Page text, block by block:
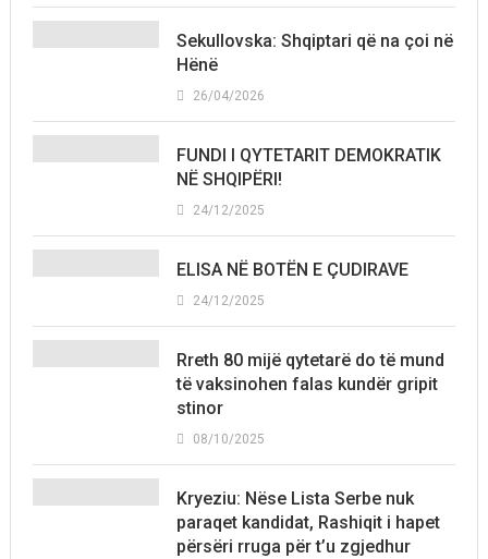
Sekullovska: Shqiptari që na çoi në
Hënë
26/04/2026
FUNDI I QYTETARIT DEMOKRATIK
NË SHQIPËRI!
24/12/2025
ELISA NË BOTËN E ÇUDIRAVE
24/12/2025
Rreth 80 mijë qytetarë do të mund
të vaksinohen falas kundër gripit
stinor
08/10/2025
Kryeziu: Nëse Lista Serbe nuk
paraqet kandidat, Rashiqit i hapet
përsëri rruga për t’u zgjedhur